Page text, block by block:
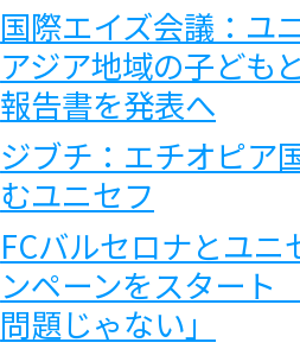
国際エイズ会議：ユ
アジア地域の子ども
報告書を発表へ
ジブチ：エチオピア
むユニセフ
FCバルセロナとユ
ンペーンをスター
問題じゃない」